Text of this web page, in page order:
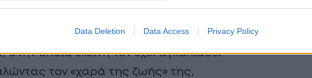
Data Deletion Data Access Privacy Policy
στο Instagram, η
του παρουσιαστή δημοσίευσε μία
οποία εκείνη τον έχει αγκαλιάσει
τον «χαρά της ζωής» της,